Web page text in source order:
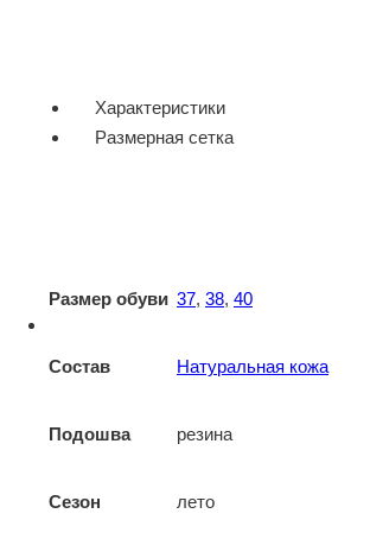
Характеристики
Размерная сетка
Размер обуви 37, 38, 40
Состав Натуральная кожа
Подошва резина
Сезон лето